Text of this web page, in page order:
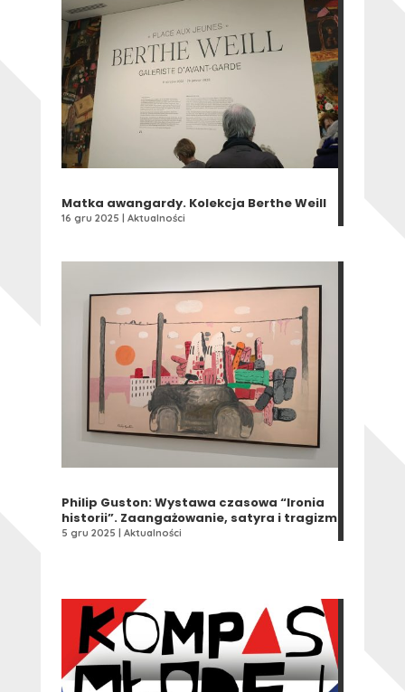
Matka awangardy. Kolekcja Berthe Weill
16 gru 2025 Aktualności
Philip Guston: Wystawa czasowa “Ironia
historii”. Zaangażowanie, satyra i tragizm
5 gru 2025 | Aktualności